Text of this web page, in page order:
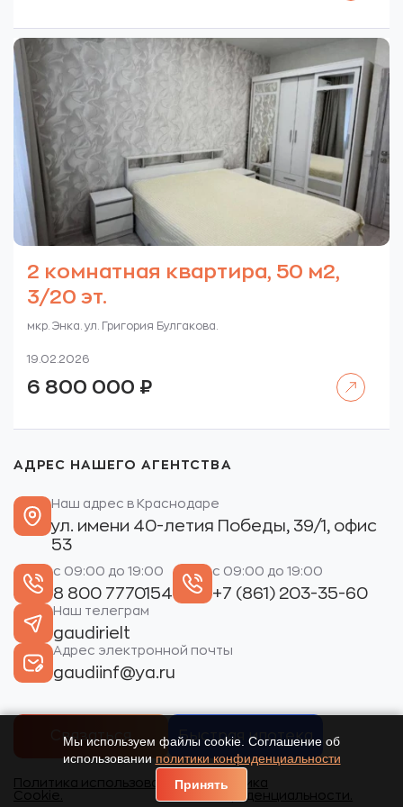
2 комнатная квартира, 50 м2,
3/20 эт.
мкр. Энка. ул. Григория Булгакова.
19.02.2026
6 800 000 ₽
АДРЕС НАШЕГО АГЕНТСТВА
Наш адрес в Краснодаре
ул. имени 40-летия Победы, 39/1, офис
53
с 09:00 до 19:00
8 800 7770154
с 09:00 до 19:00
+7 (861) 203-35-60
Наш телеграм
gaudirielt
Адрес электронной почты
gaudiinf@ya.ru
Связаться Быстрая ипотека
Политика использования
Cookie.
Политика
конфиденциальности.
Мы используем файлы cookie. Соглашение об
использовании политики конфиденциальности
Принять